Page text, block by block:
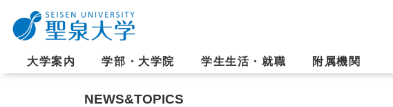
大学案内 学部・大学院 学生生活・就職 附属機関
NEWS&TOPICS